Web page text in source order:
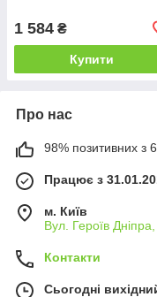
1 584 ₴
Купити
Про нас
98% позитивних з
Працює з
м. Київ
Вул. Героїв
Контакти
Сьогодні